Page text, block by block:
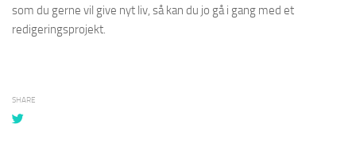
som du gerne vil give nyt liv, så kan du jo gå i gang med et
redigeringsprojekt.
SHARE